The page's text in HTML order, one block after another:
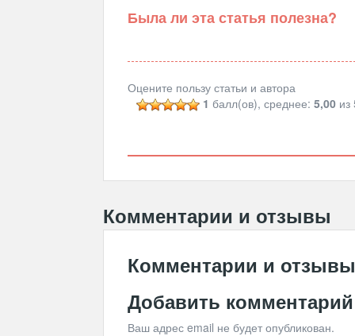
Была ли эта статья полезна?
Оцените пользу статьи и автора
1 балл(ов), среднее:5,00 из
Комментарии и отзывы
Комментарии и отзывы
Добавить комментарий
Ваш адрес email не будет опубликован.